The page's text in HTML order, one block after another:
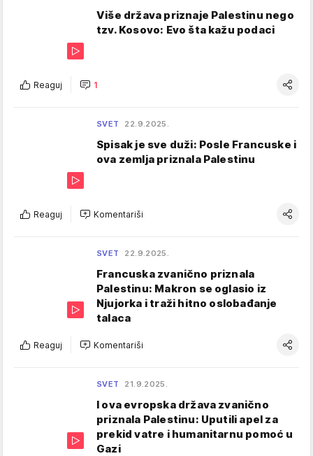
Više država priznaje Palestinu nego
tzv. Kosovo: Evo šta kažu podaci
Reaguj 1
SVET 22.9.2025.
Spisak je sve duži: Posle Francuske i
ova zemlja priznala Palestinu
Reaguj Komentariši
SVET 22.9.2025.
Francuska zvanično priznala
Palestinu: Makron se oglasio iz
Njujorka i traži hitno oslobađanje
talaca
Reaguj Komentariši
SVET 21.9.2025.
I ova evropska država zvanično
priznala Palestinu: Uputili apel za
prekid vatre i humanitarnu pomoć u
Gazi